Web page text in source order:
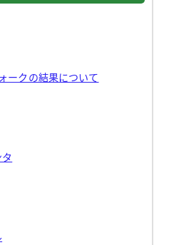
ークの結果について